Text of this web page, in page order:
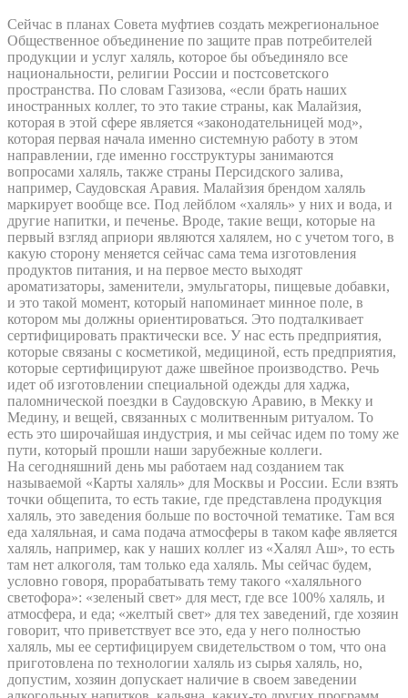
Сейчас в планах Совета муфтиев создать межрегиональное
Общественное объединение по защите прав потребителей
продукции и услуг халяль, которое бы объединяло все
национальности, религии России и постсоветского
пространства. По словам Газизова, «если брать наших
иностранных коллег, то это такие страны, как Малайзия,
которая в этой сфере является «законодательницей мод»,
которая первая начала именно системную работу в этом
направлении, где именно госструктуры занимаются
вопросами халяль, также страны Персидского залива,
например, Саудовская Аравия. Малайзия брендом халяль
маркирует вообще все. Под лейблом «халяль» у них и вода, и
другие напитки, и печенье. Вроде, такие вещи, которые на
первый взгляд априори являются халялем, но с учетом того, в
какую сторону меняется сейчас сама тема изготовления
продуктов питания, и на первое место выходят
ароматизаторы, заменители, эмульгаторы, пищевые добавки,
и это такой момент, который напоминает минное поле, в
котором мы должны ориентироваться. Это подталкивает
сертифицировать практически все. У нас есть предприятия,
которые связаны с косметикой, медициной, есть предприятия,
которые сертифицируют даже швейное производство. Речь
идет об изготовлении специальной одежды для хаджа,
паломнической поездки в Саудовскую Аравию, в Мекку и
Медину, и вещей, связанных с молитвенным ритуалом. То
есть это широчайшая индустрия, и мы сейчас идем по тому же
пути, который прошли наши зарубежные коллеги.
На сегодняшний день мы работаем над созданием так
называемой «Карты халяль» для Москвы и России. Если взять
точки общепита, то есть такие, где представлена продукция
халяль, это заведения больше по восточной тематике. Там вся
еда халяльная, и сама подача атмосферы в таком кафе является
халяль, например, как у наших коллег из «Халял Аш», то есть
там нет алкоголя, там только еда халяль. Мы сейчас будем,
условно говоря, прорабатывать тему такого «халяльного
светофора»: «зеленый свет» для мест, где все 100% халяль, и
атмосфера, и еда; «желтый свет» для тех заведений, где хозяин
говорит, что приветствует все это, еда у него полностью
халяль, мы ее сертифицируем свидетельством о том, что она
приготовлена по технологии халяль из сырья халяль, но,
допустим, хозяин допускает наличие в своем заведении